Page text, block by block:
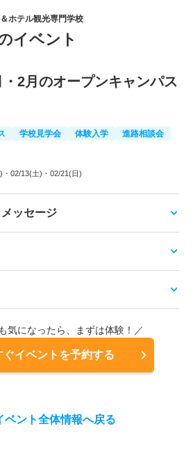
ホテル観光専門学校
イベント
2月のオープンキャンパス
学校見学会 体験入学
進路相談会
・02/13(土) ・02/21(日)
ッセージ
気になったら、まずは体験！／
ぐイベントを予約する
ベント全体情報へ戻る